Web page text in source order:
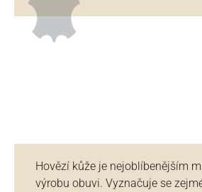
Hovězí kůže je nejoblíbenějším
výrobu obuvi. Vyznačuje se